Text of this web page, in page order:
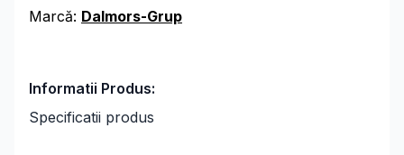
Marcă: Dalmors-Grup
Informatii Produs:
Specificatii produs